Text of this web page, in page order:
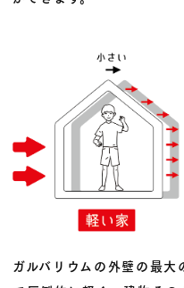
ガルバリウムの外壁の最